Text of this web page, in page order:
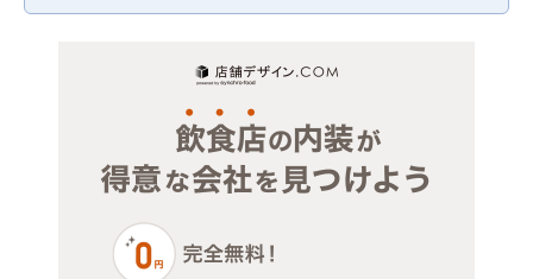
医療・歯科・クリニック
ジム・教室・スタジオ
その他サービス・その他
千葉